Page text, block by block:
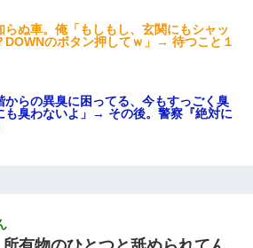
ぬ車。俺「もしもし、玄関にもシャッ
DOWNのボタン押してｗ」→ 待つこと１
からの異臭に困ってる、今もすっごく臭
も臭わないよ」→ その後。警察『絶対に
スをプレゼント。「こんな安物を渡すく
がマシだからね」→ ６０万したと話した